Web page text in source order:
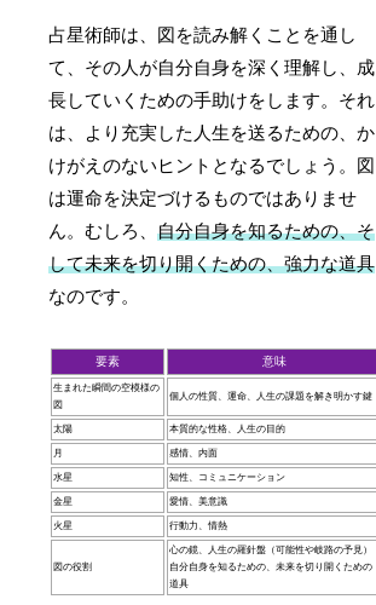
占星術師は、図を読み解くことを通し
て、その人が自分自身を深く理解し、成
長していくための手助けをします。それ
は、より充実した人生を送るための、か
けがえのないヒントとなるでしょう。図
は運命を決定づけるものではありませ
ん。むしろ、自分自身を知るための、そ
して未来を切り開くための、強力な道具
なのです。
要素 意味
生まれた瞬間の空模様の
図
個人の性質、運命、人生の課題を解き明かす鍵
太陽 本質的な性格、人生の目的
月 感情、内面
水星 知性、コミュニケーション
金星 愛情、美意識
火星 行動力、情熱
図の役割
心の鏡、人生の羅針盤（可能性や岐路の予見）
自分自身を知るための、未来を切り開くための
道具